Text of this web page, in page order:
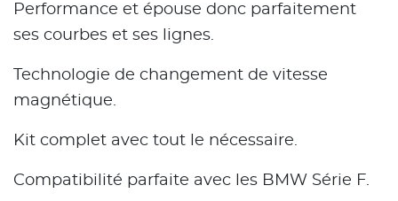
Performance et épouse donc parfaitement
ses courbes et ses lignes.
Technologie de changement de vitesse
magnétique.
Kit complet avec tout le nécessaire.
Compatibilité parfaite avec les BMW Série F.